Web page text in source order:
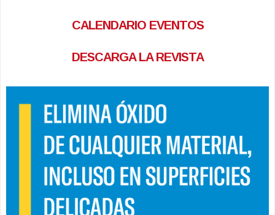
CALENDARIO EVENTOS
DESCARGA LA REVISTA